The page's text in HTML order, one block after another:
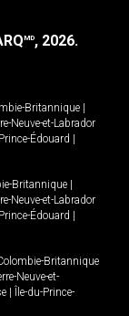
MD, 2026.
Britannique
Neuve-et-Labrador
Prince-Édouard
Britannique
Neuve-et-Labrador
Prince-Édouard
Britannique
Neuve-et-
Île-du-Prince-